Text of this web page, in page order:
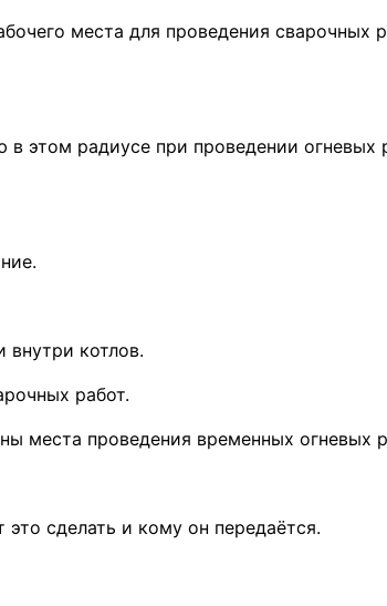
места для проведения сварочных
этом радиусе при проведении огневых
котлов.
работ.
места проведения временных огневых
сделать и кому он передаётся.